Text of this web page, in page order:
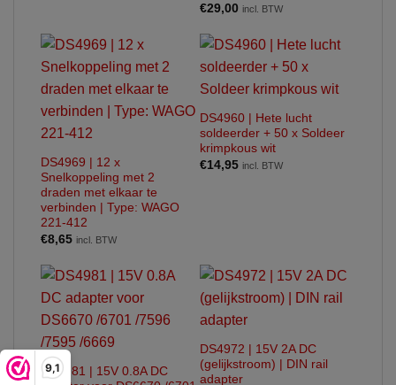
9,1
€29,00 incl. BTW
DS4969 | 12 x
Snelkoppeling met 2
draden met elkaar te
verbinden | Type: WAGO
221-412
€8,65 incl. BTW
DS4960 | Hete lucht
soldeerder + 50 x Soldeer
krimpkous wit
€14,95 incl. BTW
DS4981 | 15V 0.8A DC
DS4972 | 15V 2A DC
(gelijkstroom) | DIN rail
adapter